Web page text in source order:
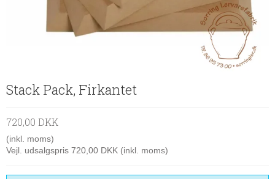
Stack Pack, Firkantet
720,00 DKK
(inkl. moms)
Vejl. udsalgspris 720,00 DKK (inkl. moms)